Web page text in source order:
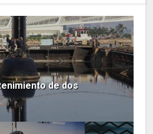
de dos